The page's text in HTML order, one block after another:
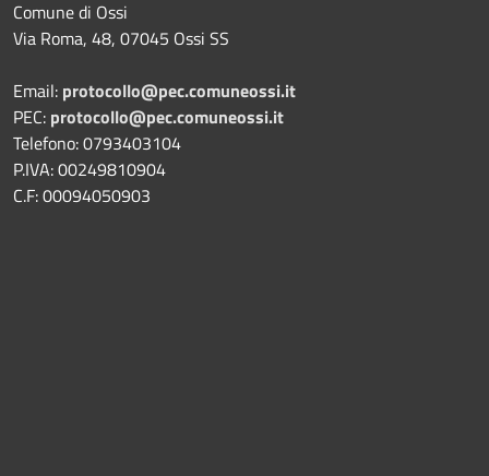
Comune di Ossi
Via Roma, 48, 07045 Ossi SS
Email: protocollo@pec.comuneossi.it
PEC: protocollo@pec.comuneossi.it
Telefono: 0793403104
P.IVA: 00249810904
C.F: 00094050903